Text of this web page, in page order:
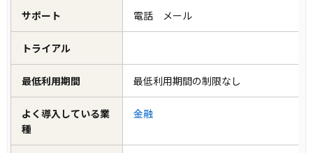
サポート 電話 メール
トライアル
最低利用期間 最低利用期間の制限なし
よく導入している業
種
金融